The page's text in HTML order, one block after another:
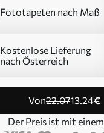
Fototapeten nach Maß
Kostenlose Lieferung
nach Österreich
von22.0713.24€
Der Preis ist mit einem